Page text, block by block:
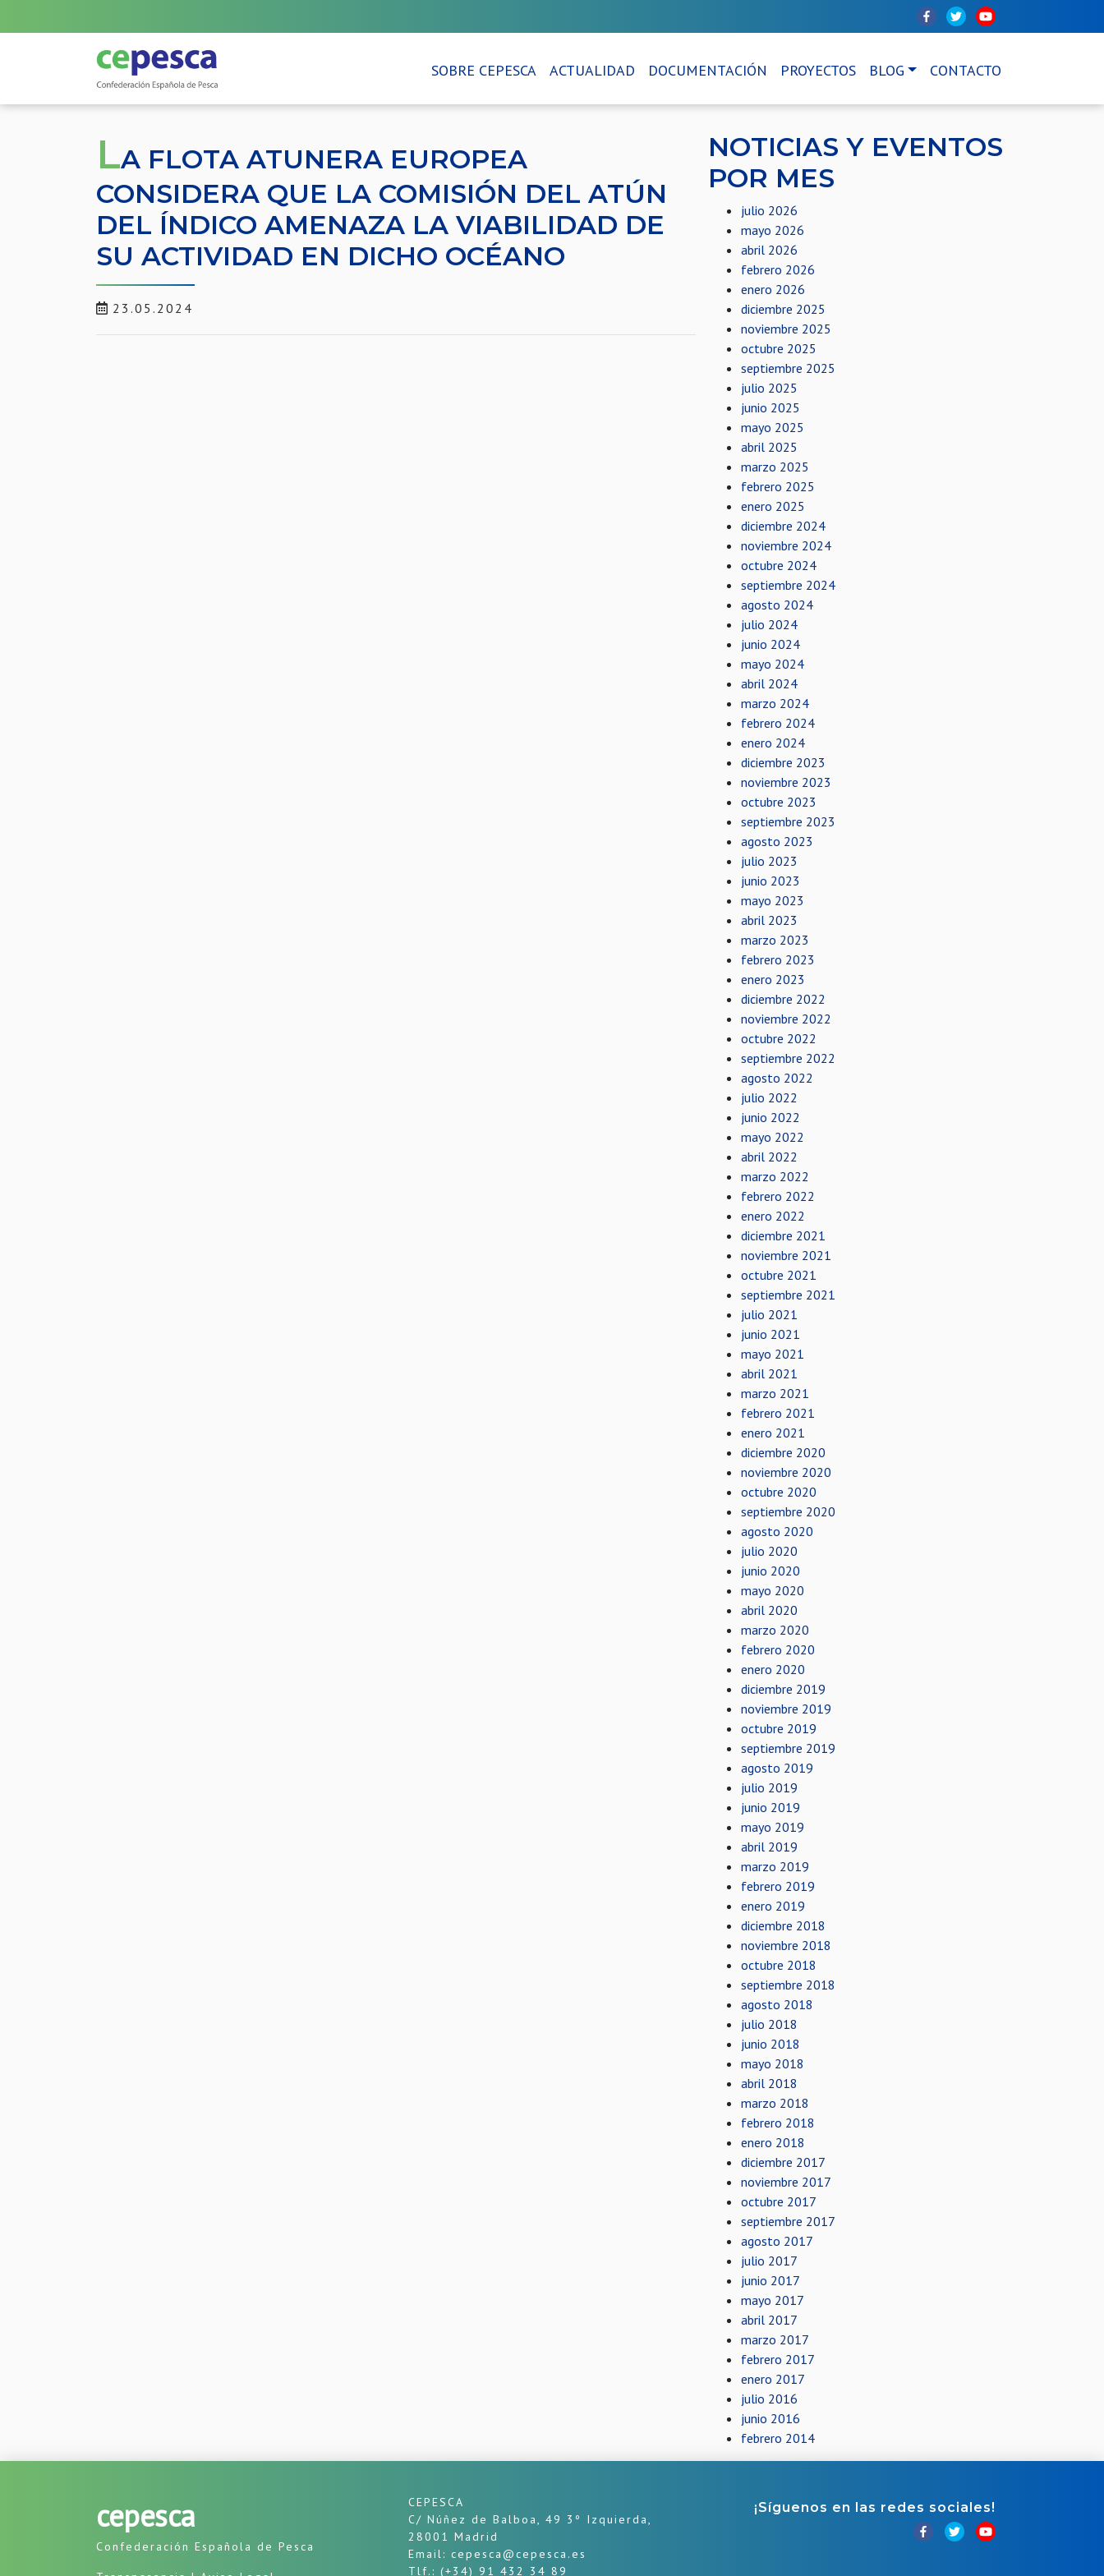
SOBRE CEPESCA ACTUALIDAD DOCUMENTACIÓN PROYECTOS BLOG CONTACTO
LA FLOTA ATUNERA EUROPEA
CONSIDERA QUE LA COMISIÓN DEL ATÚN
DEL ÍNDICO AMENAZA LA VIABILIDAD DE
SU ACTIVIDAD EN DICHO OCÉANO
23.05.2024
NOTICIAS Y EVENTOS
POR MES
julio 2026
mayo 2026
abril 2026
febrero 2026
enero 2026
diciembre 2025
noviembre 2025
octubre 2025
septiembre 2025
julio 2025
junio 2025
mayo 2025
abril 2025
marzo 2025
febrero 2025
enero 2025
diciembre 2024
noviembre 2024
octubre 2024
septiembre 2024
agosto 2024
julio 2024
junio 2024
mayo 2024
abril 2024
marzo 2024
febrero 2024
enero 2024
diciembre 2023
noviembre 2023
octubre 2023
septiembre 2023
agosto 2023
julio 2023
junio 2023
mayo 2023
abril 2023
marzo 2023
febrero 2023
enero 2023
diciembre 2022
noviembre 2022
octubre 2022
septiembre 2022
agosto 2022
julio 2022
junio 2022
mayo 2022
abril 2022
marzo 2022
febrero 2022
enero 2022
diciembre 2021
noviembre 2021
octubre 2021
septiembre 2021
julio 2021
junio 2021
mayo 2021
abril 2021
marzo 2021
febrero 2021
enero 2021
diciembre 2020
noviembre 2020
octubre 2020
septiembre 2020
agosto 2020
julio 2020
junio 2020
mayo 2020
abril 2020
marzo 2020
febrero 2020
enero 2020
diciembre 2019
noviembre 2019
octubre 2019
septiembre 2019
agosto 2019
julio 2019
junio 2019
mayo 2019
abril 2019
marzo 2019
febrero 2019
enero 2019
diciembre 2018
noviembre 2018
octubre 2018
septiembre 2018
agosto 2018
julio 2018
junio 2018
mayo 2018
abril 2018
marzo 2018
febrero 2018
enero 2018
diciembre 2017
noviembre 2017
octubre 2017
septiembre 2017
agosto 2017
julio 2017
junio 2017
mayo 2017
abril 2017
marzo 2017
febrero 2017
enero 2017
julio 2016
junio 2016
febrero 2014
cepesca
Confederación Española de Pesca
CEPESCA
C/ Núñez de Balboa, 49 3º Izquierda,
28001 Madrid
Email: cepesca@cepesca.es
Tlf.: (+34) 91 432 34 89
¡Síguenos en las redes sociales!